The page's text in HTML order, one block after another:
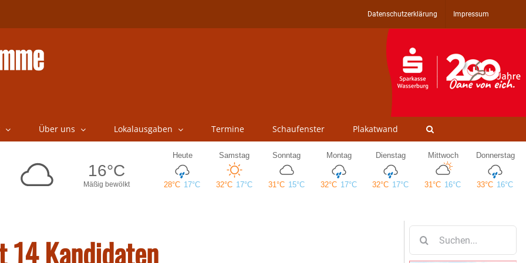
Datenschutzerklärung Impressum
Über uns Lokalausgaben Termine Schaufenster Plakatwand
14 Kandidaten
nach: